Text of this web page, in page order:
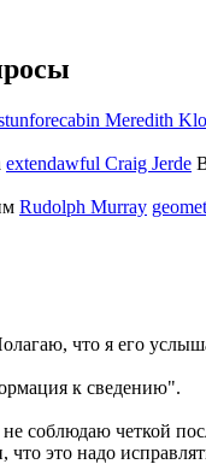
Meredith
extendawful Craig Jerde
Rudolph Murray
что я его
к сведению".
соблюдаю четкой
это надо